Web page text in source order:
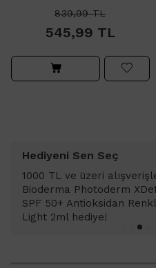
839,99TL
545,99 TL
Hediyeni Sen Seç
1000 TL ve üzeri
Bioderma Photoderm
SPF 50+ Antioksidan
Light 2ml hediye!